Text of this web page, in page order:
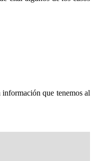
información que tenemos al